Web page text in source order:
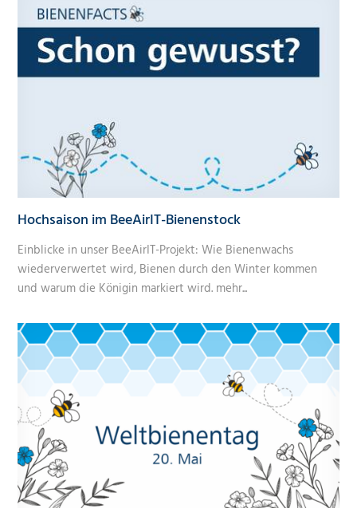
Hochsaison im BeeAirIT-Bienenstock
Einblicke in unser BeeAirIT-Projekt: Wie Bienenwachs
wiederverwertet wird, Bienen durch den Winter kommen
und warum die Königin markiert wird. mehr...